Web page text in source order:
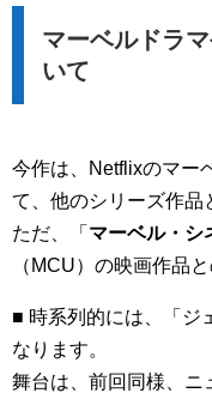
マーベルドラ
いて
今作は、Netflixのマー
て、他のシリーズ作品
ただ、「 マーベル・シ
（MCU）の映画作品
■ 時系列的には、「ジ
なります。
舞台は、前回同様、ニ